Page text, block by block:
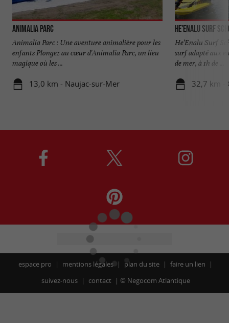
Animalia Parc
Animalia Parc : Une aventure animalière pour les
enfants Plongez au cœur d'Animalia Parc, un lieu
magique où les ...
13,0 km - Naujac-sur-Mer
He'enalu Surf
He’Enalu Surf
surf adapté aux
de mer, à 1h de ...
32,7 km -
espace pro mentions légales plan du site
faire un lien
suivez-nous
contact © Negocom Atlantique